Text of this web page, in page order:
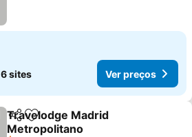
6 sites Ver preços
PartilharAdicionar aos favoritos
Travelodge Madrid
Metropolitano